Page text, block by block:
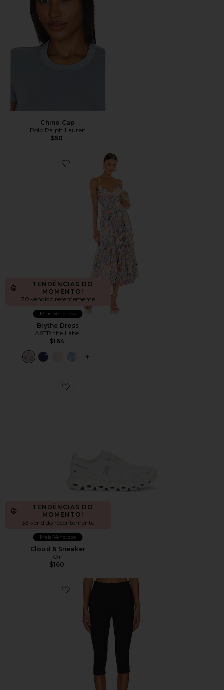
Chino Cap
Polo Ralph Lauren
$50
Favorite Blythe Dress
TENDÊNCIAS DO
MOMENTO!
30 vendido recentemente
Mais Vendidos
Blythe Dress
ASTR the Label
$164
PLUS ICON TO SEE MORE OPTIONS
Favorite Cloud 6 Sneaker
TENDÊNCIAS DO
MOMENTO!
33 vendido recentemente
Mais Vendidos
Cloud 6 Sneaker
On
$160
Favorite Chaya Capri